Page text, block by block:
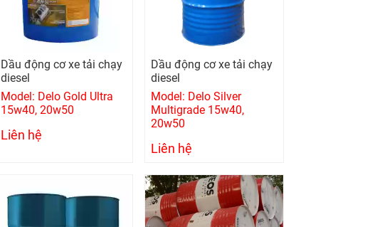
Dầu động cơ xe tải chạy
diesel
Model: Delo Gold Ultra
15w40, 20w50
Liên hệ
Dầu động cơ xe tải chạy
diesel
Model: Delo Silver
Multigrade 15w40,
20w50
Liên hệ